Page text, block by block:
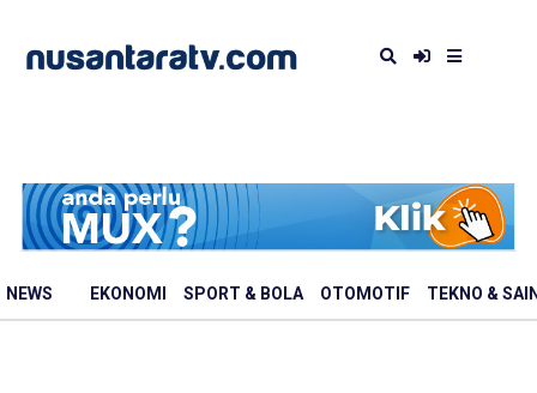
NEWS EKONOMI SPORT & BOLA OTOMOTIF TEKNO &